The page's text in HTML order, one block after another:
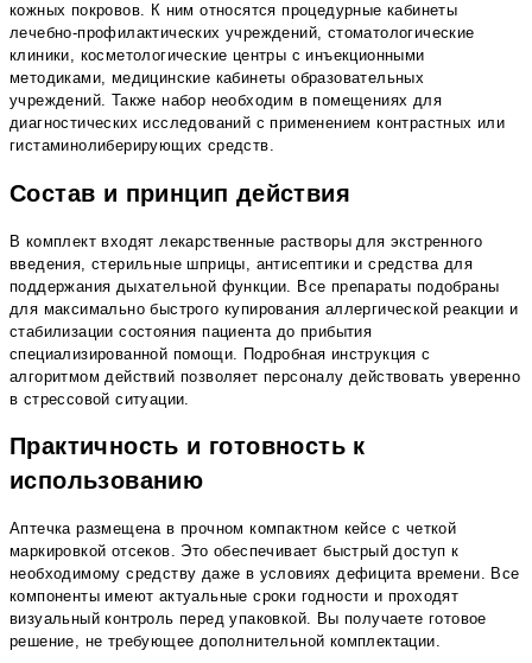
кожных покровов. К ним относятся процедурные кабинеты
лечебно-профилактических учреждений, стоматологические
клиники, косметологические центры с инъекционными
методиками, медицинские кабинеты образовательных
учреждений. Также набор необходим в помещениях для
диагностических исследований с применением контрастных или
гистаминолиберирующих средств.
Состав и принцип действия
В комплект входят лекарственные растворы для экстренного
введения, стерильные шприцы, антисептики и средства для
поддержания дыхательной функции. Все препараты подобраны
для максимально быстрого купирования аллергической реакции и
стабилизации состояния пациента до прибытия
специализированной помощи. Подробная инструкция с
алгоритмом действий позволяет персоналу действовать уверенно
в стрессовой ситуации.
Практичность и готовность к
использованию
Аптечка размещена в прочном компактном кейсе с четкой
маркировкой отсеков. Это обеспечивает быстрый доступ к
необходимому средству даже в условиях дефицита времени. Все
компоненты имеют актуальные сроки годности и проходят
визуальный контроль перед упаковкой. Вы получаете готовое
решение, не требующее дополнительной комплектации.